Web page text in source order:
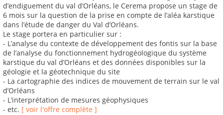
d’endiguement du val d’Orléans, le Cerema propose un stage de
6 mois sur la question de la prise en compte de l’aléa karstique
dans l’étude de danger du Val d’Orléans.
Le stage portera en particulier sur :
- L’analyse du contexte de développement des fontis sur la base
de l’analyse du fonctionnement hydrogéologique du système
karstique du val d’Orléans et des données disponibles sur la
géologie et la géotechnique du site
- La cartographie des indices de mouvement de terrain sur le val
d’Orléans
- L’interprétation de mesures géophysiques
- etc. [ voir l'offre complète ]